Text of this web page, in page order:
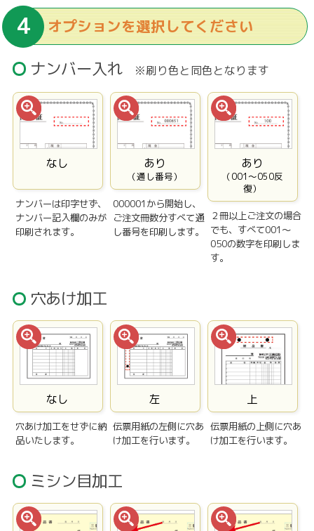
オプションを選択してください
ナンバー入れ ※刷り色と同色となります
なし
ナンバーは印字せず、
ナンバー記入欄のみが
印刷されます。
あり
（通し番号）
000001から開始し、
ご注文冊数分すべて通
し番号を印刷します。
あり
（001〜050反
復）
２冊以上ご注文の場合
でも、すべて001〜
050の数字を印刷しま
す。
穴あけ加工
なし
穴あけ加工をせずに納
品いたします。
左
伝票用紙の左側に穴あ
け加工を行います。
上
伝票用紙の上側に穴あ
け加工を行います。
ミシン目加工